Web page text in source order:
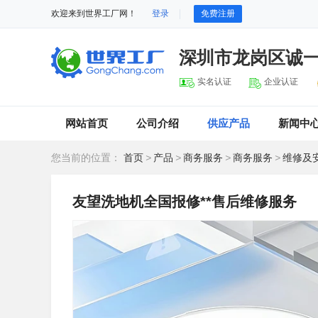
欢迎来到世界工厂网！ 登录 免费注册
深圳市龙岗区诚
实名认证 企业认证
网站首页 公司介绍 供应产品 新闻中
您当前的位置： 首页 > 产品 >商务服务 >商务服务 >维修及
友望洗地机全国报修**售后维修服务